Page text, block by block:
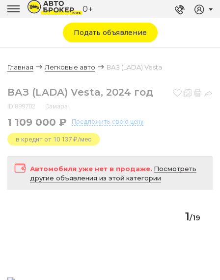
0+
Подать объявление
Главная Легковые авто ВАЗ (LADA) Vesta
ВАЗ (LADA) Vesta, 2024 год
ID 899702 Самара
1 109 000 ₽ Предложить свою цену
в кредит от 10 137 ₽/мес
Автомобиля уже нет в продаже. Посмотреть
другие объявления из этой категории
1/19